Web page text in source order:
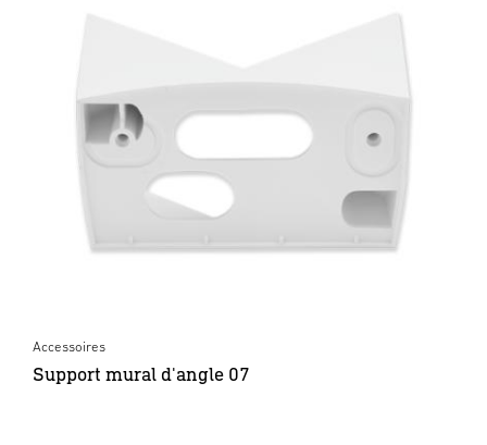
Accessoires
Support mural d'angle 07